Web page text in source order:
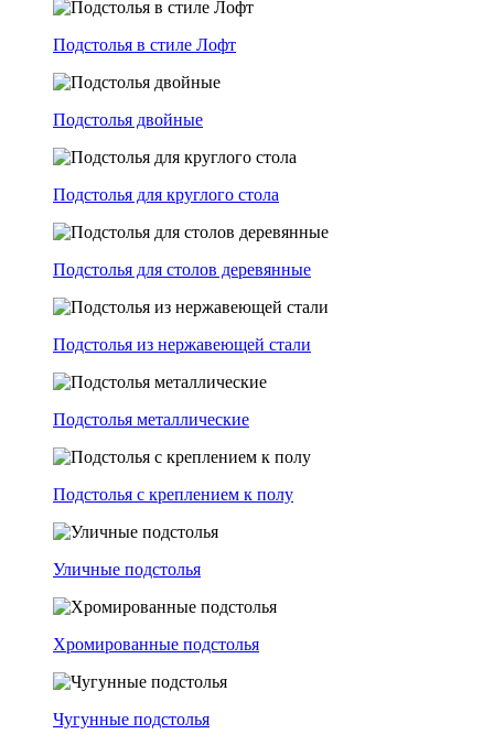
Подстолья в стиле Лофт
Подстолья двойные
Подстолья для круглого стола
Подстолья для столов деревянные
Подстолья из нержавеющей стали
Подстолья металлические
Подстолья с креплением к полу
Уличные подстолья
Хромированные подстолья
Чугунные подстолья